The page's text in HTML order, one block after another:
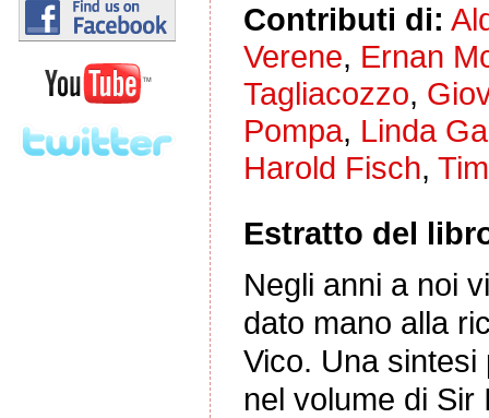
Contributi di:
Verene, Ernan
Tagliacozzo,
Pompa, Linda
Harold Fisch,
Estratto del
Negli anni a noi
dato mano alla
Vico. Una
nel volume di